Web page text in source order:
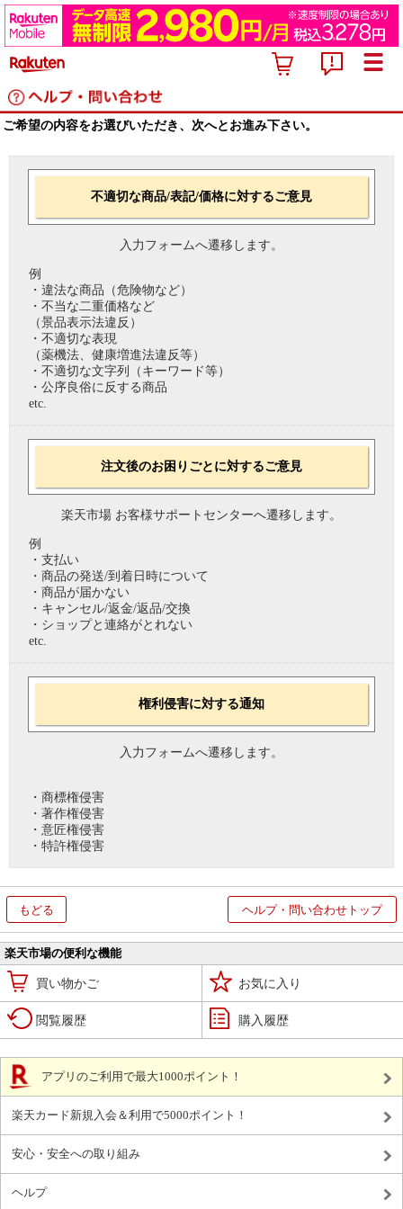
ご希望の内容をお選びいただき、次へとお進み下さい。
不適切な商品/表記/価格に対するご意見
入力フォームへ遷移します。
例
・違法な商品（危険物など）
・不当な二重価格など
（景品表示法違反）
・不適切な表現
（薬機法、健康増進法違反等）
・不適切な文字列（キーワード等）
・公序良俗に反する商品
etc.
注文後のお困りごとに対するご意見
楽天市場 お客様サポートセンターへ遷移します。
例
・支払い
・商品の発送/到着日時について
・商品が届かない
・キャンセル/返金/返品/交換
・ショップと連絡がとれない
etc.
権利侵害に対する通知
入力フォームへ遷移します。
・商標権侵害
・著作権侵害
・意匠権侵害
・特許権侵害
もどる ヘルプ・問い合わせトップ
楽天市場の便利な機能
買い物かご お気に入り
閲覧履歴 購入履歴
アプリのご利用で最大1000ポイント！
楽天カード新規入会＆利用で5000ポイント！
安心・安全への取り組み
ヘルプ